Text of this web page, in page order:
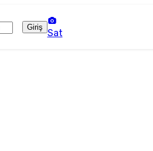
Giriş
Sat